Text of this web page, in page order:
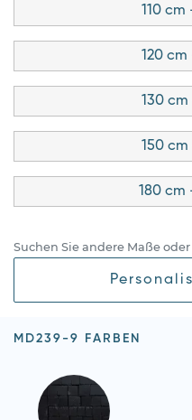
110 cm
120 cm
130 cm
150 cm
180 cm
Suchen Sie andere Maße
MD239-9 FARBEN